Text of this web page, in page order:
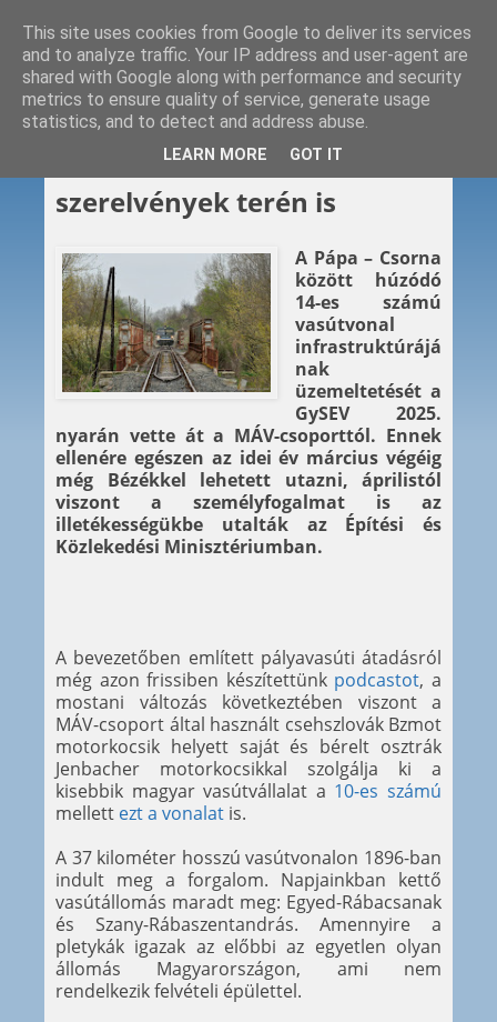
2026. 04. 09.
Zöldülő Dunántúl – már a
szerelvények terén is
A Pápa – Csorna
között húzódó
14-es számú
vasútvonal
infrastruktúrájá
nak
üzemeltetését a
GySEV 2025.
nyarán vette át a MÁV-csoporttól. Ennek
ellenére egészen az idei év március végéig
még Bézékkel lehetett utazni, áprilistól
viszont a személyfogalmat is az
illetékességükbe utalták az Építési és
Közlekedési Minisztériumban.
A bevezetőben említett pályavasúti átadásról
még azon frissiben készítettünk podcastot, a
mostani változás következtében viszont a
MÁV-csoport által használt csehszlovák Bzmot
motorkocsik helyett saját és bérelt osztrák
Jenbacher motorkocsikkal szolgálja ki a
kisebbik magyar vasútvállalat a 10-es számú
mellett ezt a vonalat is.
A 37 kilométer hosszú vasútvonalon 1896-ban
indult meg a forgalom. Napjainkban kettő
vasútállomás maradt meg: Egyed-Rábacsanak
és Szany-Rábaszentandrás. Amennyire a
pletykák igazak az előbbi az egyetlen olyan
állomás Magyarországon, ami nem
rendelkezik felvételi épülettel.
This site uses cookies from Google to deliver its services
and to analyze traffic. Your IP address and user-agent are
shared with Google along with performance and security
metrics to ensure quality of service, generate usage
statistics, and to detect and address abuse.
LEARN MORE GOT IT